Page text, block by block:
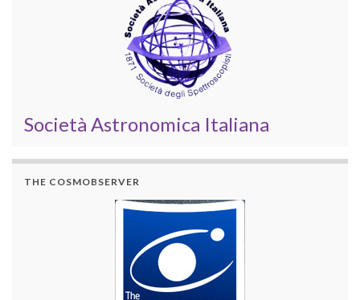
Società Astronomica Italiana
THE COSMOBSERVER